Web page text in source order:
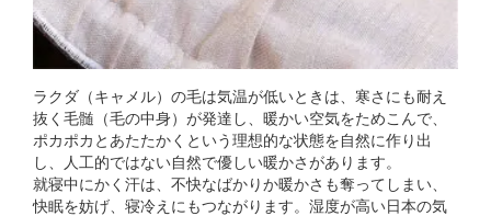
ラクダ（キャメル）の毛は気温が低いときは、寒さにも耐え
抜く毛髄（毛の中身）が発達し、暖かい空気をためこんで、
ポカポカとあたたかくという理想的な状態を自然に作り出
し、人工的ではない自然で優しい暖かさがあります。
就寝中にかく汗は、不快なばかりか暖かさも奪ってしまい、
快眠を妨げ、寝冷えにもつながります。湿度が高い日本の気